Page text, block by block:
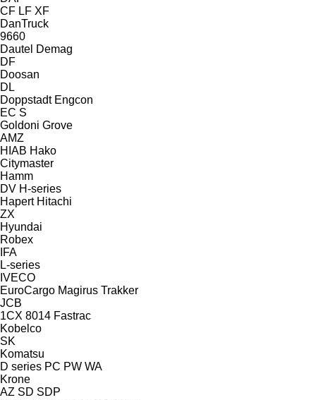
CF LF XF
DanTruck
9660
Dautel Demag
DF
Doosan
DL
Doppstadt Engcon
EC S
Goldoni Grove
AMZ
HIAB Hako
Citymaster
Hamm
DV H-series
Hapert Hitachi
ZX
Hyundai
Robex
IFA
L-series
IVECO
EuroCargo Magirus Trakker
JCB
1CX 8014 Fastrac
Kobelco
SK
Komatsu
D series PC PW WA
Krone
AZ SD SDP